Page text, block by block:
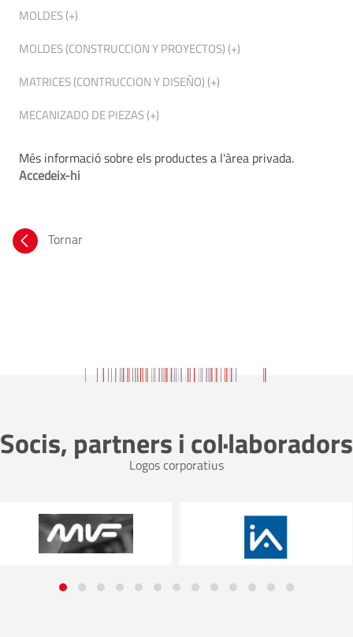
MOLDES (+)
MOLDES (CONSTRUCCION Y PROYECTOS) (+)
MATRICES (CONTRUCCION Y DISEÑO) (+)
MECANIZADO DE PIEZAS (+)
Més informació sobre els productes a l'àrea privada.
Accedeix-hi
Tornar
Socis, partners i col·laboradors
Logos corporatius